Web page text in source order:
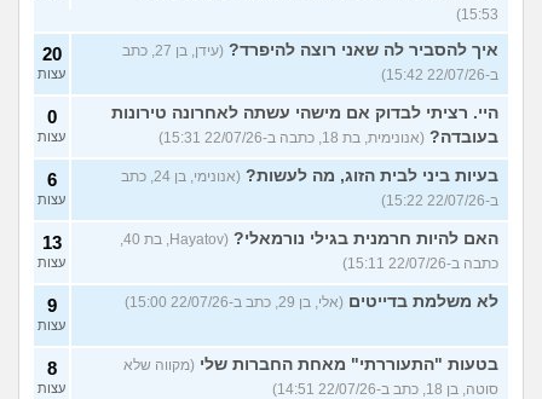
15:53)
איך להסביר לה שאני רוצה להיפרד?
(עידן, בן 27, כתב
ב-22/07/26 15:42)
20
עצות
היי. רציתי לבדוק אם מישהי עשתה לאחרונה טירונות
בעובדה? (אנונימית, בת 18, כתבה ב-22/07/26 15:31)
0
עצות
בעיות ביני לבית הזוג, מה לעשות?
(אנונימי, בן 24, כתב
ב-22/07/26 15:22)
6
עצות
האם להיות חרמנית בגילי נורמאלי?
כתבה ב-22/07/26 15:11)
13
עצות
לא משלמת בדייטים (אלי, בן 29, כתב ב-22/07/26 15:00) 9
עצות
בטעות "התעוררתי" מאחת החברות שלי (מקווה שלא
סוטה, בן 18, כתב ב-22/07/26 14:51)
8
עצות